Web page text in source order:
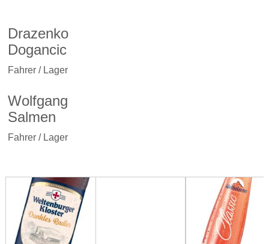
Drazenko
Dogancic
Fahrer / Lager
Wolfgang
Salmen
Fahrer / Lager